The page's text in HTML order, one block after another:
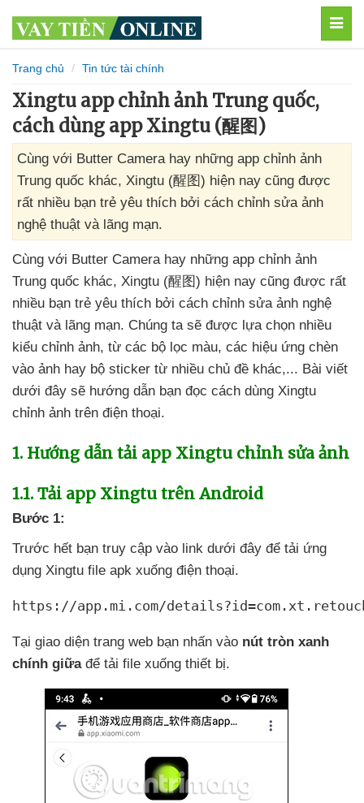
Trang chủ Tin tức tài chính
Xingtu app chỉnh ảnh Trung quốc,
cách dùng app Xingtu (醒图)
Cùng với Butter Camera hay những app chỉnh ảnh
Trung quốc khác, Xingtu (醒图) hiện nay cũng được
rất nhiều bạn trẻ yêu thích bởi cách chỉnh sửa ảnh
nghệ thuật và lãng mạn.
Cùng với Butter Camera hay những app chỉnh ảnh
Trung quốc khác, Xingtu (醒图) hiện nay cũng được rất
nhiều bạn trẻ yêu thích bởi cách chỉnh sửa ảnh nghệ
thuật và lãng mạn. Chúng ta sẽ được lựa chọn nhiều
kiểu chỉnh ảnh, từ các bộ lọc màu, các hiệu ứng chèn
vào ảnh hay bộ sticker từ nhiều chủ đề khác,... Bài viết
dưới đây sẽ hướng dẫn bạn đọc cách dùng Xingtu
chỉnh ảnh trên điện thoại.
1. Hướng dẫn tải app Xingtu chỉnh sửa ảnh
1.1. Tải app Xingtu trên Android
Bước 1:
Trước hết bạn truy cập vào link dưới đây để tải ứng
dụng Xingtu file apk xuống điện thoại.
https://app.mi.com/
Tại giao diện trang web bạn nhấn vào nút tròn xanh
chính giữa để tải file xuống thiết bị.